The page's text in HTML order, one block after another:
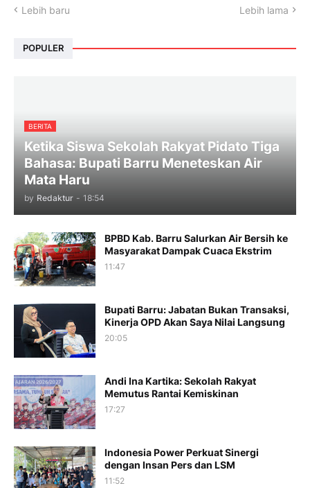
Lebih baru Lebih lama
POPULER
BERITA
Ketika Siswa Sekolah Rakyat Pidato Tiga
Bahasa: Bupati Barru Meneteskan Air
Mata Haru
by Redaktur - 18:54
BPBD Kab. Barru Salurkan Air Bersih ke
Masyarakat Dampak Cuaca Ekstrim
11:47
Bupati Barru: Jabatan Bukan Transaksi,
Kinerja OPD Akan Saya Nilai Langsung
20:05
Andi Ina Kartika: Sekolah Rakyat
Memutus Rantai Kemiskinan
17:27
Indonesia Power Perkuat Sinergi
dengan Insan Pers dan LSM
11:52